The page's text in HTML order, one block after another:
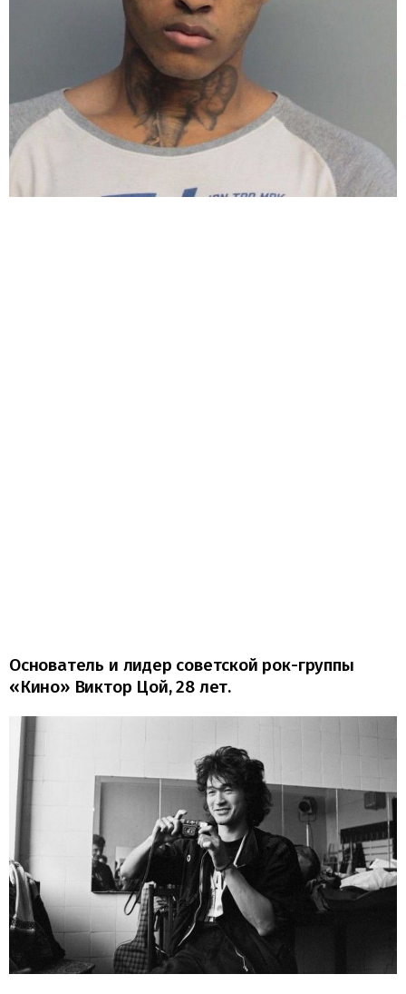
Основатель и лидер советской рок-группы
«Кино» Виктор Цой, 28 лет.